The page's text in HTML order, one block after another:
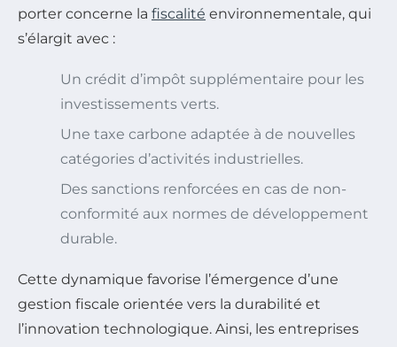
porter concerne la fiscalité environnementale, qui
s’élargit avec :
Un crédit d’impôt supplémentaire pour les
investissements verts.
Une taxe carbone adaptée à de nouvelles
catégories d’activités industrielles.
Des sanctions renforcées en cas de non-
conformité aux normes de développement
durable.
Cette dynamique favorise l’émergence d’une
gestion fiscale orientée vers la durabilité et
l’innovation technologique. Ainsi, les entreprises